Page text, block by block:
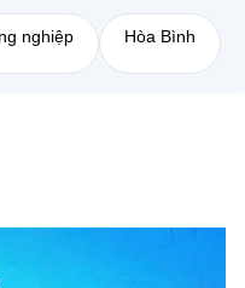
nghiệp Hòa Bình